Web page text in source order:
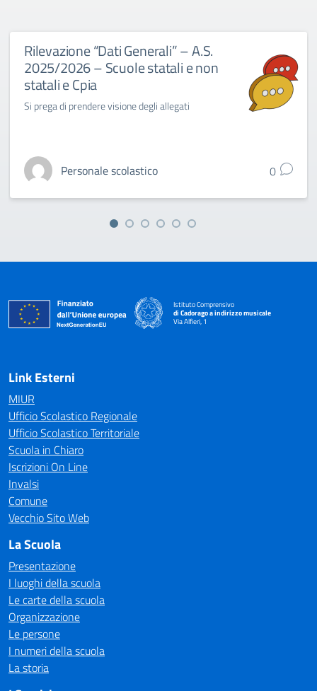
Rilevazione “Dati Generali” – A.S.
2025/2026 – Scuole statali e non
statali e Cpia
Si prega di prendere visione degli allegati
Personale scolastico 0
Istituto Comprensivo
di Cadorago a indirizzo musicale
Via Alfieri, 1
— Visita la pagina iniziale della scuola
Link Esterni
MIUR
Ufficio Scolastico Regionale
Ufficio Scolastico Territoriale
Scuola in Chiaro
Iscrizioni On Line
Invalsi
Comune
Vecchio Sito Web
La Scuola
Presentazione
I luoghi della scuola
Le carte della scuola
Organizzazione
Le persone
I numeri della scuola
La storia